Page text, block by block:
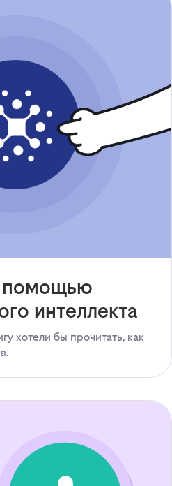
помощью
интеллекта
хотели бы прочитать, как